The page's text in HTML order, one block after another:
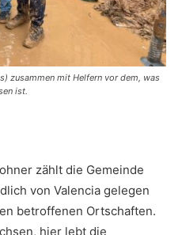
zusammen mit Helfern vor dem, was
ist.
zählt die Gemeinde
von Valencia gelegen
betroffenen Ortschaften.
hier lebt die